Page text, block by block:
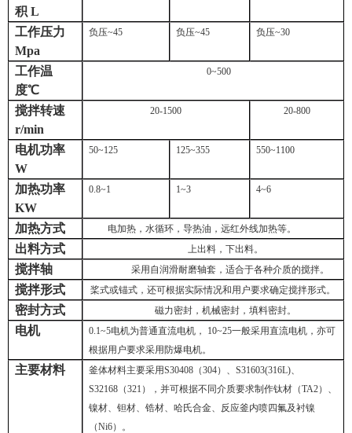
积L
工作压力
Mpa
负压~45 负压~45 负压~30
工作温
度℃
0~500
搅拌转速
r/min
20-1500 20-800
电机功率
W
50~125 125~355 550~1100
加热功率
KW
0.8~1 1~3 4~6
加热方式 电加热，水循环，导热油，远红外线加热等。
出料方式 上出料，下出料。
搅拌轴 采用自润滑耐磨轴套，适合于各种介质的搅拌。
搅拌形式 桨式或锚式，还可根据实际情况和用户要求确定搅拌形式。
密封方式 磁力密封，机械密封，填料密封。
电机 0.1~5电机为普通直流电机， 10~25一般采用直流电机，亦可
根据用户要求采用防爆电机。
主要材料 釜体材料主要采用S30408 （304）、S31603(316L)、
S32168 （321 ），并可根据不同介质要求制作钛材（TA2）、
镍材、钽材、锆材、哈氏合金、反应釜内喷四氟及衬镍
（Ni6）。